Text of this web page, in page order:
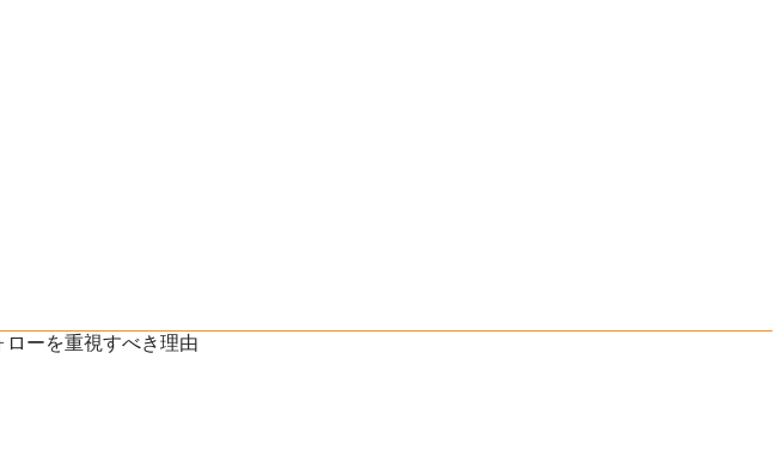
ーを重視すべき理由